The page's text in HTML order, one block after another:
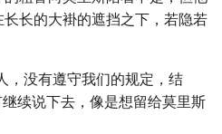
长的大褂的遮挡之下，若隐若
，没有遵守我们的规定，结
续说下去，像是想留给莫里斯